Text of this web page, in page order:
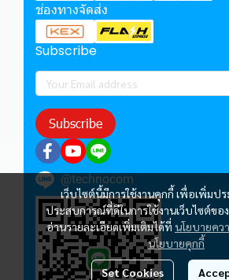
เว็บไซต์นี้มีการใช้งานคุกกี้ เพื่อเพิ่มป
ประสบการณ์ที่ดีในการใช้งานเว็บไซต์ขอ
อ่านรายละเอียดเพิ่มเติมได้ที่ นโยบายคว
นโยบายคุกกี้
Set Cookies
ช่องทางจัดส่ง
Subscribe
Subscribe
@technocom